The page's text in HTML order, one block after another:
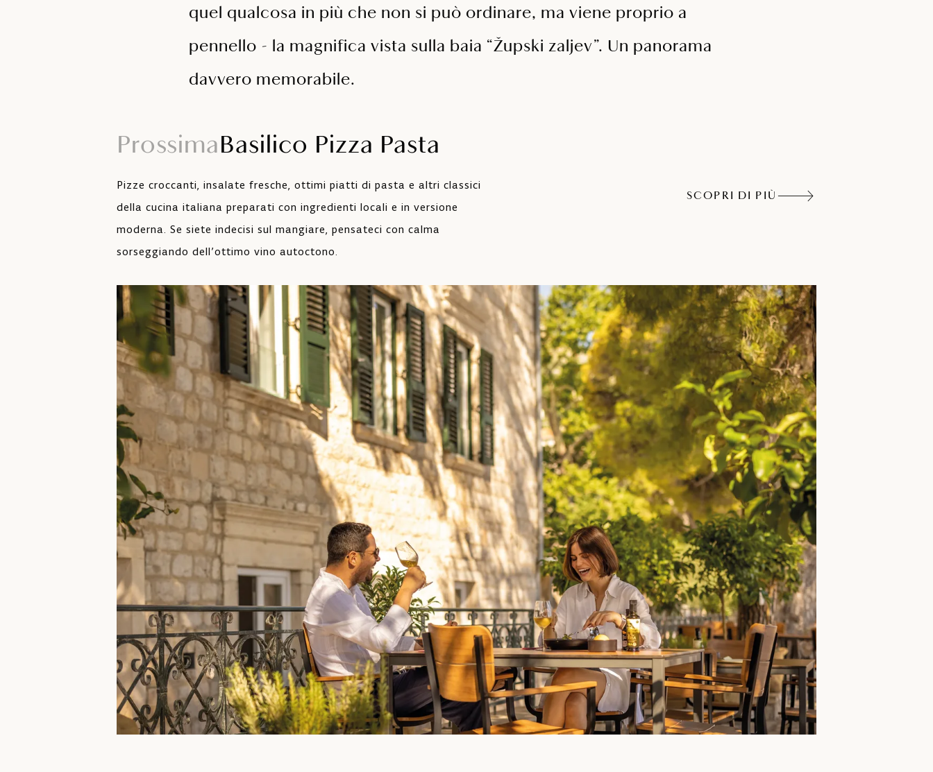
quel qualcosa in più che non si può ordinare, ma viene proprio a
pennello - la magnifica vista sulla baia “Župski zaljev”. Un panorama
davvero memorabile.
ProssimaBasilico Pizza Pasta
Pizze croccanti, insalate fresche, ottimi piatti di pasta e altri classici
della cucina italiana preparati con ingredienti locali e in versione
moderna. Se siete indecisi sul mangiare, pensateci con calma
sorseggiando dell’ottimo vino autoctono.
SCOPRI DI PIÙ